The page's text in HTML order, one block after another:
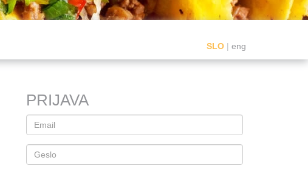
SLO | eng
PRIJAVA